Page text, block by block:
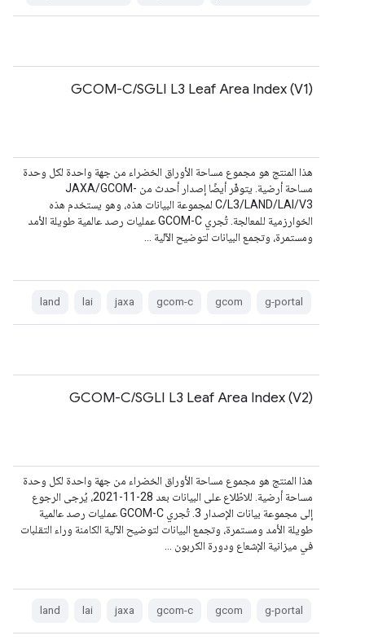
GCOM-C/SGLI L3 Leaf Area Index (V1)
هذا المنتج هو مجموع مساحة الأوراق الخضراء من جهة واحدة لكل وحدة
مساحة أرضية. يتوفّر أيضًا إصدار أحدث من JAXA/GCOM-
C/L3/LAND/LAI/V3 لمجموعة البيانات هذه، وهو يستخدم هذه
الخوارزمية للمعالجة. تُجري GCOM-C عمليات رصد عالمية طويلة الأمد
ومستمرة، وتجمع البيانات لتوضيح الآلية …
g-portal
gcom
gcom-c
jaxa
lai
land
GCOM-C/SGLI L3 Leaf Area Index (V2)
هذا المنتج هو مجموع مساحة الأوراق الخضراء من جهة واحدة لكل وحدة
مساحة أرضية. للاطّلاع على البيانات بعد 28-11-2021، يُرجى الرجوع
إلى مجموعة بيانات الإصدار 3. تُجري GCOM-C عمليات رصد عالمية
طويلة الأمد ومستمرة، وتجمع البيانات لتوضيح الآلية الكامنة وراء التقلبات
في ميزانية الإشعاع ودورة الكربون …
g-portal
gcom
gcom-c
jaxa
lai
land